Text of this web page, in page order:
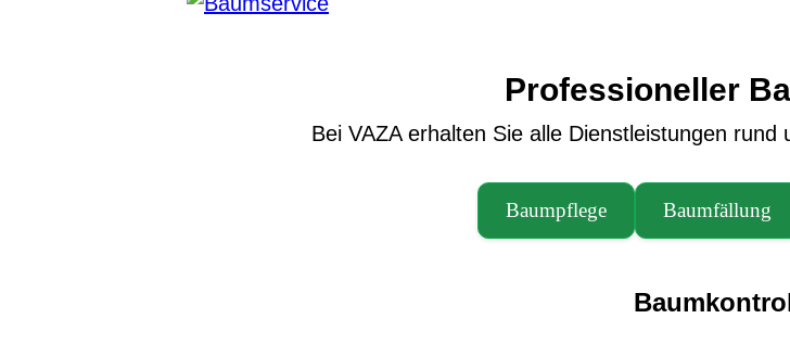
Professioneller
Bei VAZA erhalten Sie alle Dienstleistungen
Baumpflege Baumfällung